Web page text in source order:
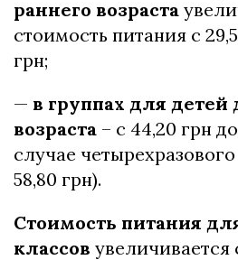
раннего возраста
стоимость питания с
грн;
— в группах для
возраста – с 44,20 грн
случае
58,80 грн).
Стоимость питания
классов увеличивается